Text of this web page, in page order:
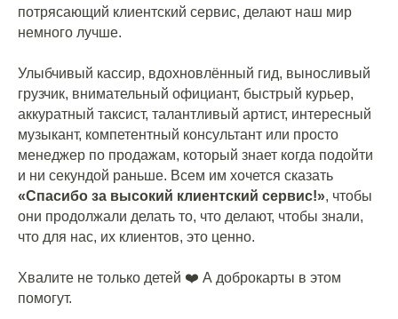
потрясающий клиентский сервис, делают наш мир
немного лучше.
Улыбчивый кассир, вдохновлённый гид, выносливый
грузчик, внимательный официант, быстрый курьер,
аккуратный таксист, талантливый артист, интересный
музыкант, компетентный консультант или просто
менеджер по продажам, который знает когда подойти
и ни секундой раньше. Всем им хочется сказать
«Спасибо за высокий клиентский сервис!», чтобы
они продолжали делать то, что делают, чтобы знали,
что для нас, их клиентов, это ценно.
Хвалите не только детей ❤️ А доброкарты в этом
помогут.